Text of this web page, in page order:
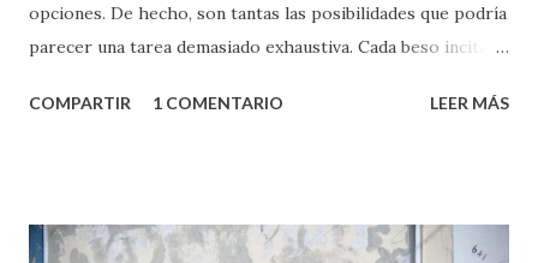
opciones. De hecho, son tantas las posibilidades que podría
parecer una tarea demasiado exhaustiva. Cada beso incita
partes de ti que jamás hubieras imaginado. El problema es
conoces ni la mitad de lo que deberías saber. Pero incluso
COMPARTIR 1 COMENTARIO LEER MÁS